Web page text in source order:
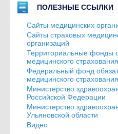
ПОЛЕЗНЫЕ ССЫЛКИ
Сайты медицинских
Сайты страховых
организаций
Территориальные фонды
медицинского страхования
Федеральный фонд
медицинского страхования
Министерство
Российской Федерации
Министерство
Ульяновской области
Видео